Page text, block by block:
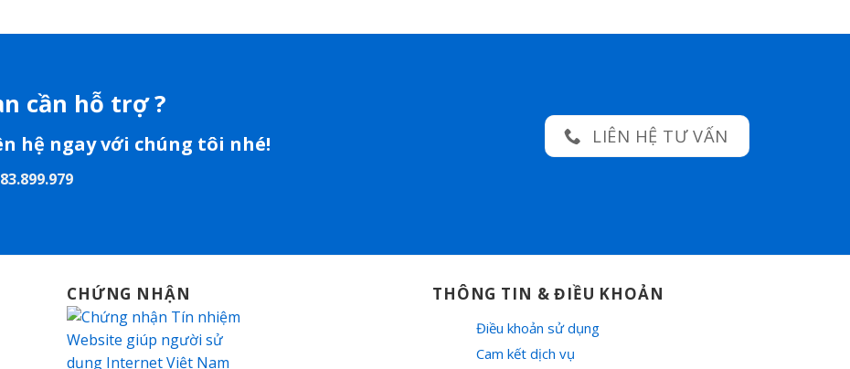
cần hỗ trợ ?
hệ ngay với chúng tôi nhé! LIÊN HỆ TƯ VẤN
CHỨNG NHẬN THÔNG TIN & ĐIỀU KHOẢN
Điều khoản sử dụng
Cam kết dịch vụ